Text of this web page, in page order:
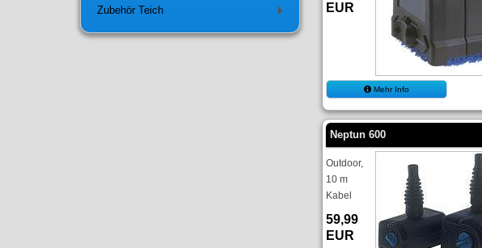
Zubehör Teich
EUR
Mehr Info
Neptun 600
Outdoor,
10 m
Kabel
59,99
EUR